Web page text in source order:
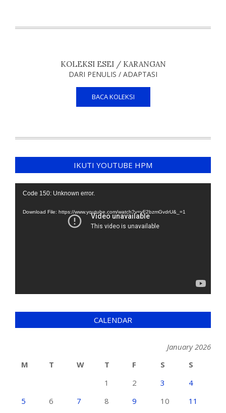
KOLEKSI ESEI / KARANGAN
DARI PENULIS / ADAPTASI
BACA KOLEKSI
IKUTI YOUTUBE HPM
Video
Code 150: Unknown error.
Download File: https://www.youtube.com/watch?v=yF2bzmGvdrU&_=1
CALENDAR
January 2026
M
T W T F S
S
1
2 3
4
5
6 7 8 9 10
11